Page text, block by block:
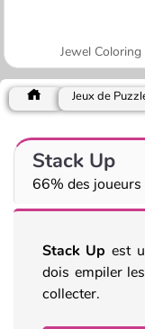
Jewel Coloring
Jeux de
Stack Up
66% des joueurs
Stack Up est
dois empiler
collecter.